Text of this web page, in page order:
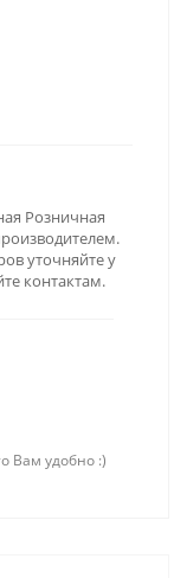
Розничная
уточняйте у
контактам.
Вам удобно :)